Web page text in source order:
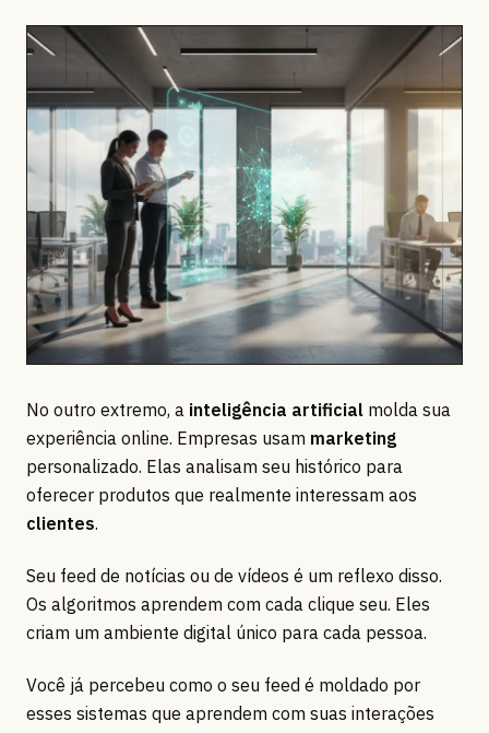
No outro extremo, a inteligência artificial molda sua
experiência online. Empresas usam marketing
personalizado. Elas analisam seu histórico para
oferecer produtos que realmente interessam aos
clientes.
Seu feed de notícias ou de vídeos é um reflexo disso.
Os algoritmos aprendem com cada clique seu. Eles
criam um ambiente digital único para cada pessoa.
Você já percebeu como o seu feed é moldado por
esses sistemas que aprendem com suas interações